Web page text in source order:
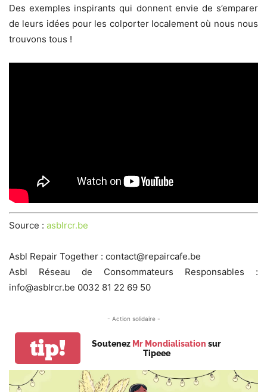
Des exemples inspirants qui donnent envie de s’emparer
de leurs idées pour les colporter localement où nous nous
trouvons tous !
Source : asblrcr.be
Asbl Repair Together : contact@repaircafe.be
Asbl Réseau de Consommateurs Responsables :
info@asblrcr.be 0032 81 22 69 50
- Action solidaire -
tip! Soutenez Mr Mondialisation sur
Tipeee